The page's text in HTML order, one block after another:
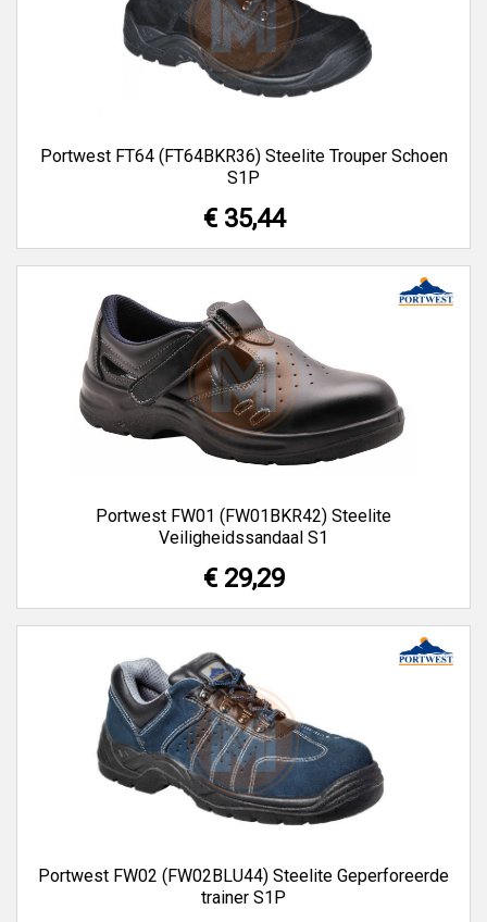
Portwest FT64 (FT64BKR36) Steelite Trouper Schoen
S1P
€ 35,44
Portwest FW01 (FW01BKR42) Steelite
Veiligheidssandaal S1
€ 29,29
Portwest FW02 (FW02BLU44) Steelite Geperforeerde
trainer S1P